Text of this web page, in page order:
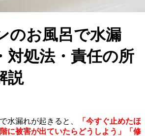
のお風呂で水漏
対処法・責任の所
説
水漏れが起きると、
「今すぐ止めたほ
に被害が出ていたらどうしよう」「修